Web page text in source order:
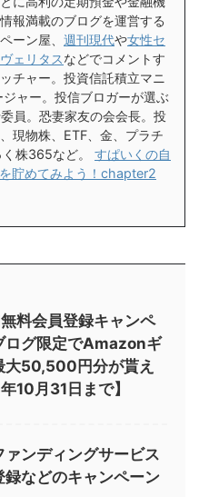
報満載のブログを運営する
ーン屋、 週刊現代や女性セ
ェリタスなどでコメントす
チャー。投資信託積立マニ
ャー。投信ブロガーが選ぶ
員。恐妻家友の会会長。投
現物株、ETF、金、プラチ
株365など。 すぱいくの自
貯めてみよう！chapter2
料会員登録キャンペ
ログ限定でAmazonギ
大50,500円分が貰え
10月31日まで】
ァンディングサービス
録などのキャンペーン